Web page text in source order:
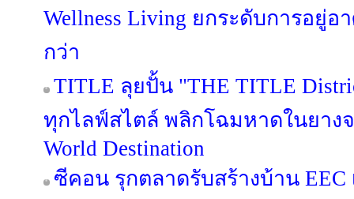
Wellness Living ยกระดับการอยู่
กว่า
TITLE ลุยปั้น "THE TITLE
ทุกไลฟ์สไตล์ พลิกโฉมหาดในยางจ
World Destination
ซีคอน รุกตลาดรับสร้างบ้าน EEC